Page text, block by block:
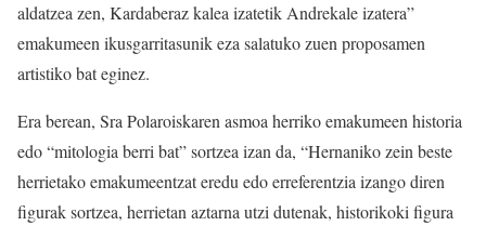
aldatzea zen, Kardaberaz kalea izatetik Andrekale izatera”
emakumeen ikusgarritasunik eza salatuko zuen proposamen
artistiko bat eginez.
Era berean, Sra Polaroiskaren asmoa herriko emakumeen historia
edo “mitologia berri bat” sortzea izan da, “Hernaniko zein beste
herrietako emakumeentzat eredu edo erreferentzia izango diren
figurak sortzea, herrietan aztarna utzi dutenak, historikoki figura